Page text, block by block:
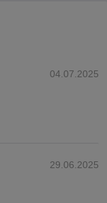
04.07.2025
29.06.2025